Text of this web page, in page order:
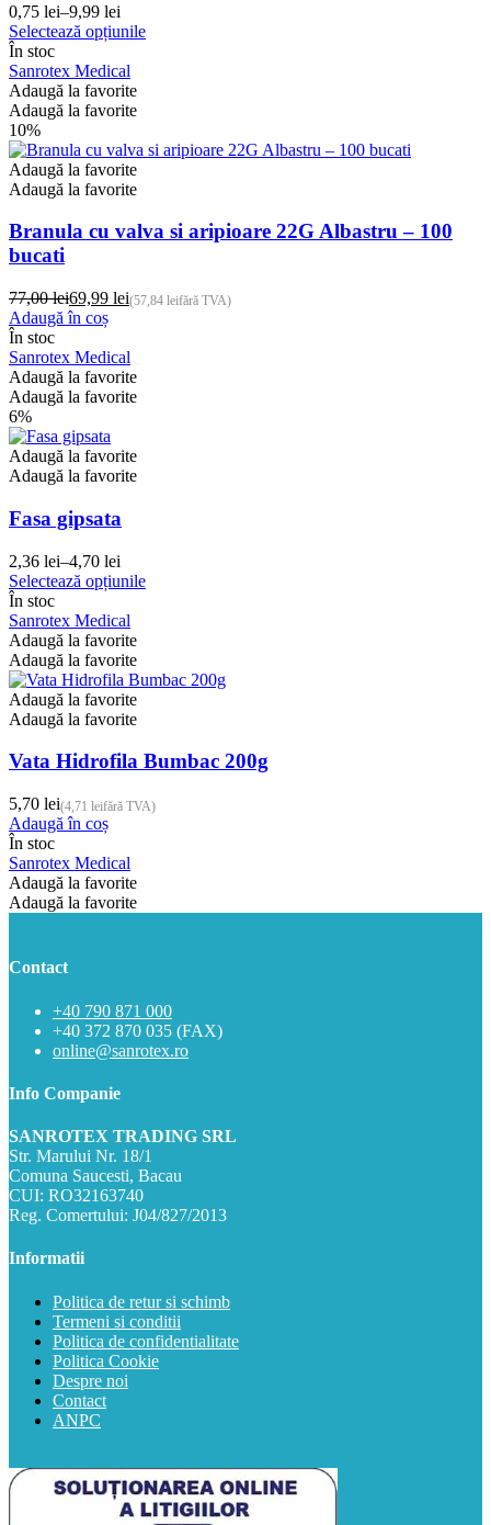
0,75 lei–9,99 lei
Interval
de
prețuri:
0,75 lei
până
la
9,99 lei
Selectează opțiunileAcest
Opțiunile
în
În stoc
Sanrotex Medical
Adaugă la favorite
Adaugă la favorite
10%
Adaugă la favorite
Adaugă la favorite
Branula cu valva si aripioare 22G Albastru – 100
bucati
77,00lei
Prețul
inițial
a
fost:
77,00 lei.
69,99 lei
Prețul
curent
este:
69,99 lei.
(57,84 leifără TVA)
Adaugă în coș
În stoc
Sanrotex Medical
Adaugă la favorite
Adaugă la favorite
6%
Adaugă la favorite
Adaugă la favorite
Fasa gipsata
2,36 lei–4,70 lei
Interval
de
prețuri:
2,36 lei
până
la
4,70 lei
Selectează opțiunileAcest
variații.
alese
pagina
produsului.
În stoc
Sanrotex Medical
Adaugă la favorite
Adaugă la favorite
Adaugă la favorite
Adaugă la favorite
Vata Hidrofila Bumbac 200g
5,70 lei(4,71 leifără TVA)
Adaugă în coș
În stoc
Sanrotex Medical
Adaugă la favorite
Adaugă la favorite
Contact
+40 790 871 000
+40 372 870 035 (FAX)
online@sanrotex.ro
Info Companie
SANROTEX TRADING SRL
Str. Marului Nr. 18/1
Comuna Saucesti, Bacau
CUI: RO32163740
Reg. Comertului: J04/827/2013
Informatii
Politica de retur si schimb
Termeni si conditii
Politica de confidentialitate
Politica Cookie
Despre noi
Contact
ANPC